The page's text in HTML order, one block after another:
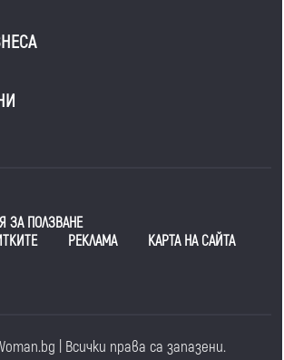
ЗА ПОЛЗВАНЕ
РЕКЛАМА
КАРТА НА САЙТА
| Всички права са запазени.